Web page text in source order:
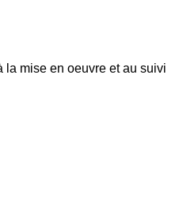
la mise en oeuvre et au suivi